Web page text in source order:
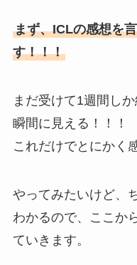
まず、ICLの感想を
す！！！
まだ受けて1週間し
瞬間に見える！！！
これだけでとにかく
やってみたいけど、
わかるので、ここか
ていきます。